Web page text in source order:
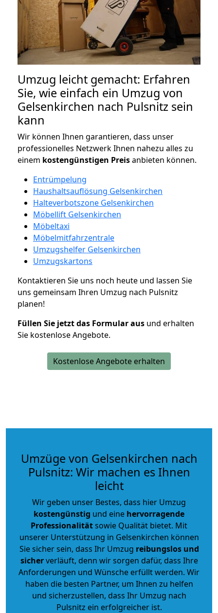
Umzug leicht gemacht: Erfahren
Sie, wie einfach ein Umzug von
Gelsenkirchen nach Pulsnitz sein
kann
Wir können Ihnen garantieren, dass unser
professionelles Netzwerk Ihnen nahezu alles zu
einem kostengünstigen Preisanbieten können.
Entrümpelung
Haushaltsauflösung Gelsenkirchen
Halteverbotszone Gelsenkirchen
Möbellift Gelsenkirchen
Möbeltaxi
Möbelmitfahrzentrale
Umzugshelfer Gelsenkirchen
Umzugskartons
Kontaktieren Sie uns noch heute und lassen Sie
uns gemeinsam Ihren Umzug nach Pulsnitz
planen!
Füllen Sie jetzt das Formular aus und erhalten
Sie kostenlose Angebote.
Kostenlose Angebote erhalten
Umzüge von Gelsenkirchen nach
Pulsnitz: Wir machen es Ihnen
leicht
Wir geben unser Bestes, dass hier Umzug
kostengünstig und eine hervorragende
Professionalitätsowie Qualität bietet. Mit
unserer Unterstützung in Gelsenkirchen können
Sie sicher sein, dass Ihr Umzug reibungslos und
sicherverläuft, denn wir sorgen dafür, dass Ihre
Anforderungen und Wünsche erfüllt werden. Wir
haben die besten Partner, um Ihnen zu helfen
und sicherzustellen, dass Ihr Umzug nach
Pulsnitz ein erfolgreicher ist.